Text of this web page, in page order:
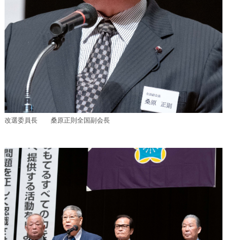
改選委員長 桑原正則全国副会長